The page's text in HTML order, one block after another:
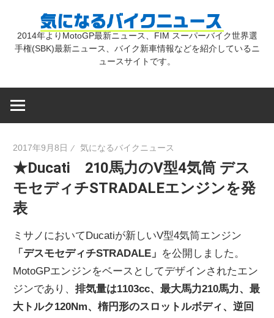
気
バ
ク
ニ
2014年よりMotoGP最新ニュース、FIM スーパーバイク世界選
手権(SBK)最新ニュース、バイク新車情報などを紹介しているニ
ュースサイトです。
2017年9月8日 気になるバイクニュース
★Ducati 210馬力のV型4気筒 デス
モセディチSTRADALEエンジンを発
表
ミサノにおいてDucatiが新しいV型4気筒エンジン
「デスモセディチSTRADALE」 を公開しました。
MotoGPエンジンをベースとしてデザインされたエン
ジンであり、排気量は1103cc、最大馬力210馬力、最
大トルク120Nm、楕円形のスロットルボディ、逆回